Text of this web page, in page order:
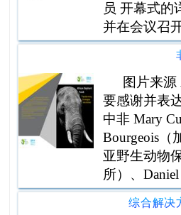
员 开幕式的
并在会议召
团成员 他随
位开幕发言
图片来源
要感谢并表
中非 Mary
Bourgeois（
亚野生动物
所）、
Kenneth